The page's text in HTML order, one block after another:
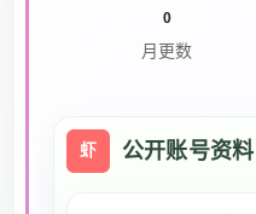
0
月更数
虾 公开账号资料